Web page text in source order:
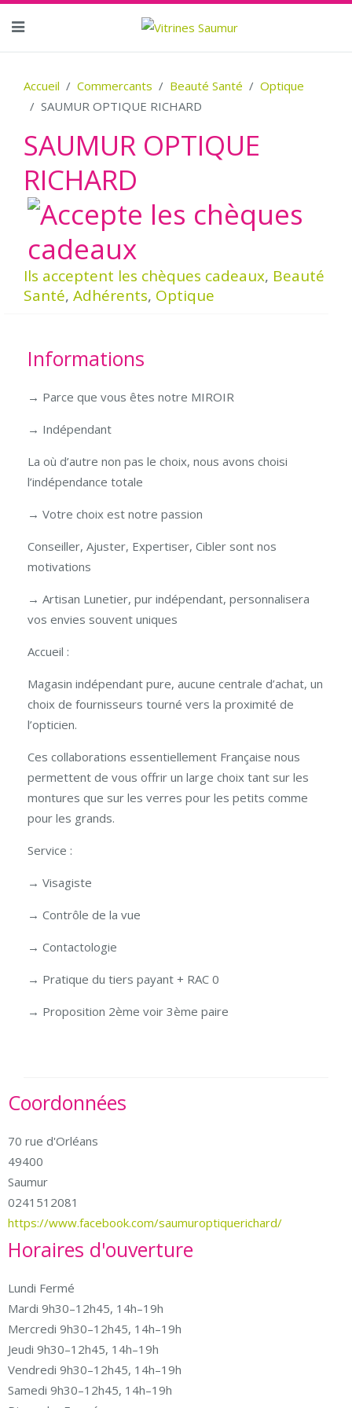
Accueil Commercants Beauté Santé
Optique
SAUMUR OPTIQUE RICHARD
SAUMUR OPTIQUE
RICHARD
Ils acceptent les chèques cadeaux, Beauté
Santé, Adhérents, Optique
Informations
→ Parce que vous êtes notre MIROIR
→ Indépendant
La où d’autre non pas le choix, nous avons choisi
l’indépendance totale
→ Votre choix est notre passion
Conseiller, Ajuster, Expertiser, Cibler sont nos
motivations
→ Artisan Lunetier, pur indépendant, personnalisera
vos envies souvent uniques
Accueil :
Magasin indépendant pure, aucune centrale d’achat, un
choix de fournisseurs tourné vers la proximité de
l’opticien.
Ces collaborations essentiellement Française nous
permettent de vous offrir un large choix tant sur les
montures que sur les verres pour les petits comme
pour les grands.
Service :
→ Visagiste
→ Contrôle de la vue
→ Contactologie
→ Pratique du tiers payant + RAC 0
→ Proposition 2ème voir 3ème paire
Coordonnées
70 rue d'Orléans
49400
Saumur
0241512081
https://www.facebook.com/saumuroptiquerichard/
Horaires d'ouverture
Lundi Fermé
Mardi 9h30–12h45, 14h–19h
Mercredi 9h30–12h45, 14h–19h
Jeudi 9h30–12h45, 14h–19h
Vendredi 9h30–12h45, 14h–19h
Samedi 9h30–12h45, 14h–19h